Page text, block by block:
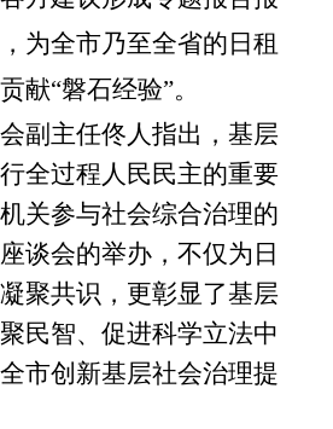
为全市乃至全省的日租
献“磐石经验”。
副主任佟人指出，基层
全过程人民民主的重要
关参与社会综合治理的
谈会的举办，不仅为日
聚共识，更彰显了基层
民智、促进科学立法中
市创新基层社会治理提